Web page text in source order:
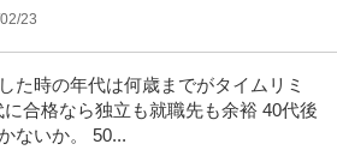
23
た時の年代は何歳までがタイムリミ
合格なら独立も就職先も余裕 40代後
ないか。 50...